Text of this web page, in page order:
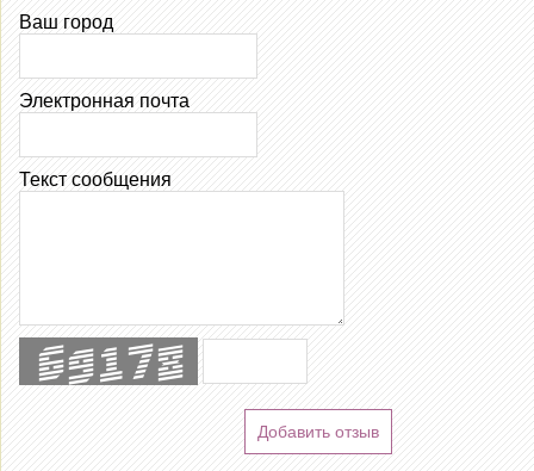
Ваш город
Электронная почта
Текст сообщения
Добавить отзыв